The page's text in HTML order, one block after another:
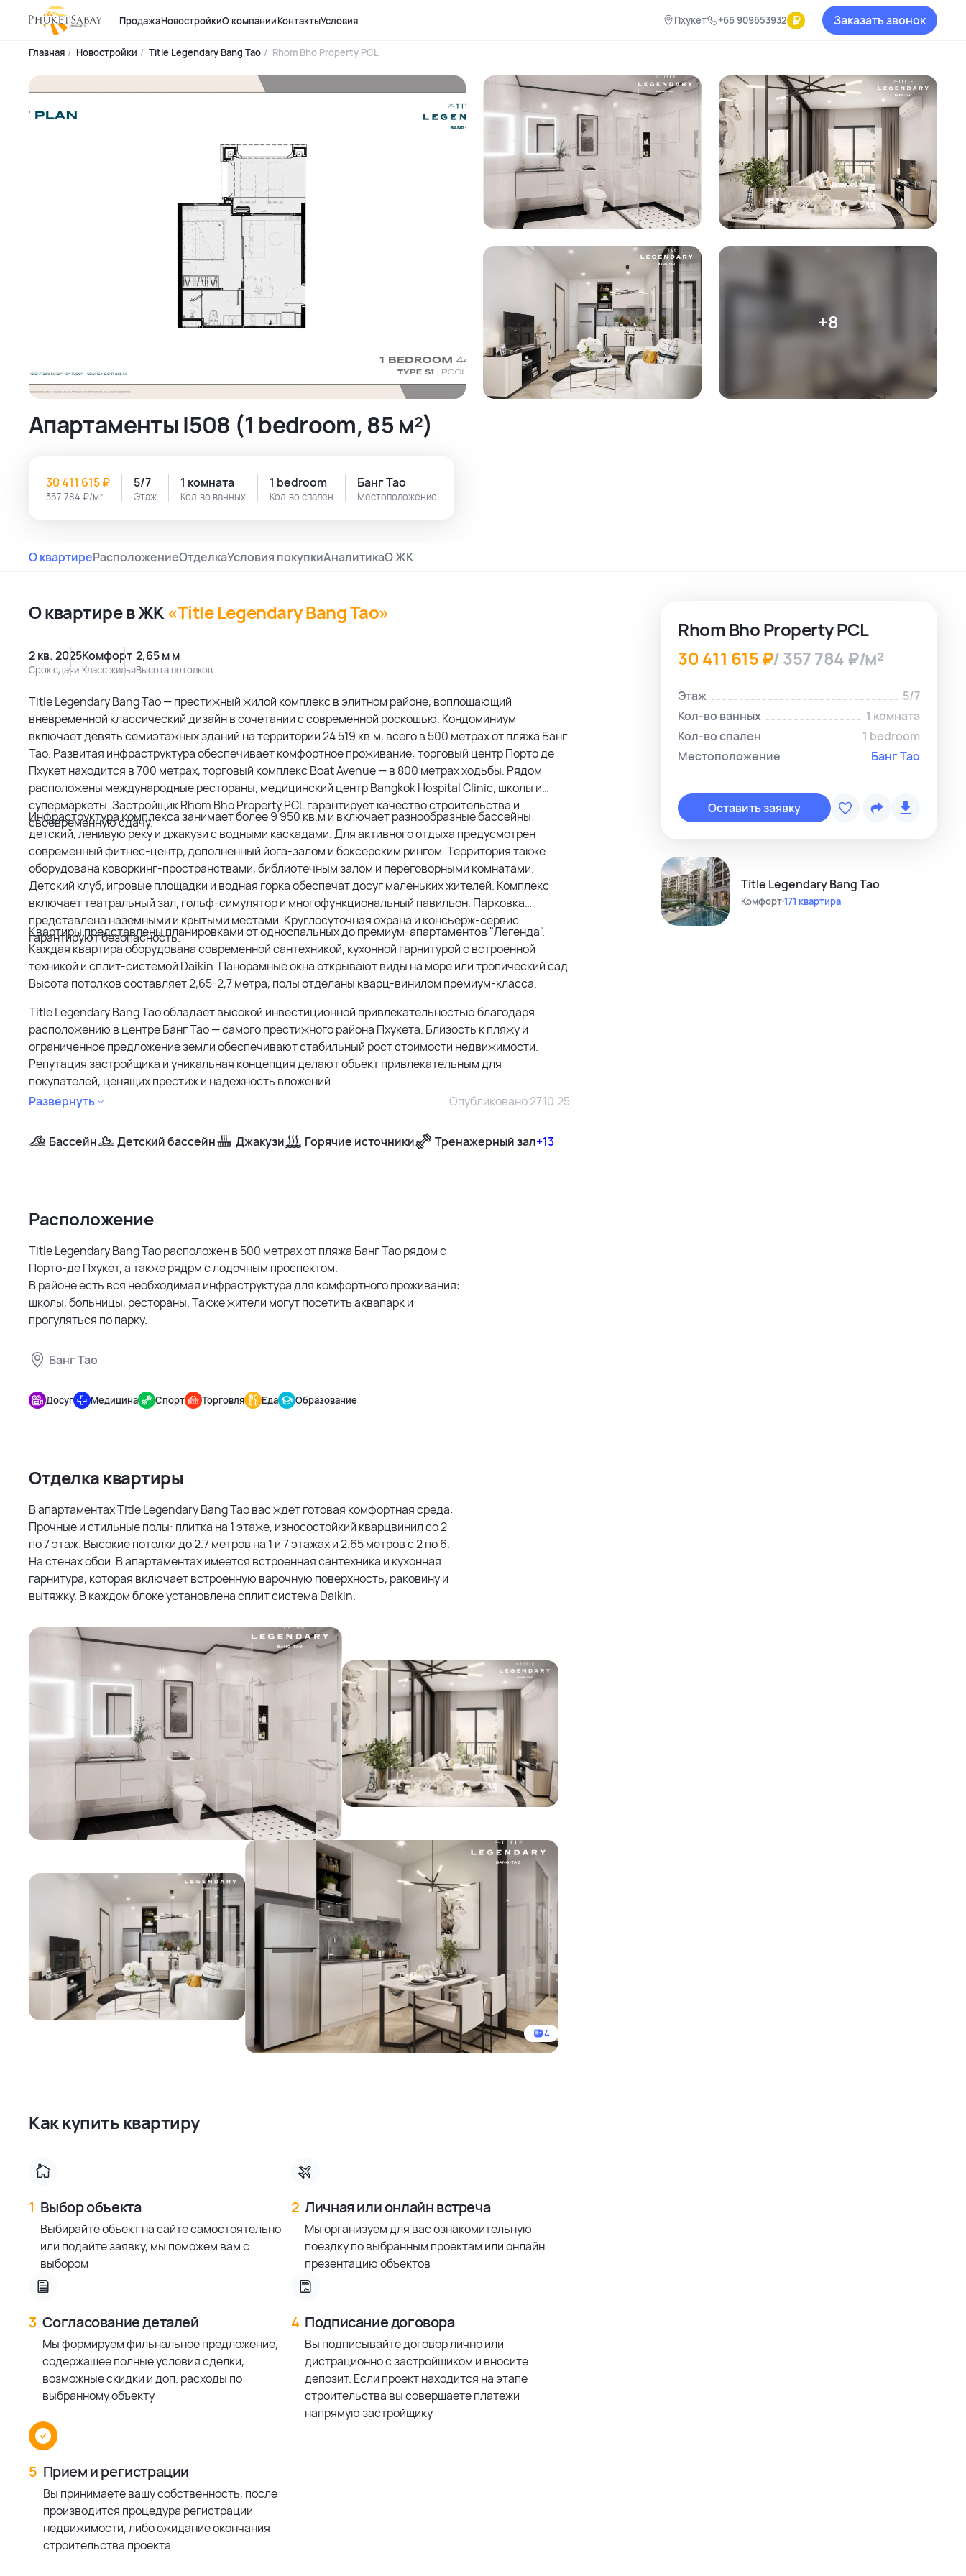
ПродажаНовостройкиО компанииКонтактыУсловия Пхукет +66 909653932 ₽ Заказать звонок
Главная Новостройки Title Legendary Bang Tao Rhom Bho Property PCL
+8
Апартаменты I508 (1 bedroom, 85 м²)
357 784 ₽/м²
30 411 615 ₽
Этаж
5/7
Кол-во ванных
1 комната
Кол-во спален
1 bedroom
Местоположение
Банг Тао
О квартиреРасположениеОтделкаУсловия покупкиАналитикаО ЖК
О квартире в ЖК «Title Legendary Bang Tao»
2 кв. 2025
Срок сдачи
Комфорт
Класс жилья
2,65 м м
Высота потолков
Title Legendary Bang Tao — престижный жилой комплекс в элитном районе, воплощающий
вневременной классический дизайн в сочетании с современной роскошью. Кондоминиум
включает девять семиэтажных зданий на территории 24 519 кв.м, всего в 500 метрах от пляжа Банг
Тао. Развитая инфраструктура обеспечивает комфортное проживание: торговый центр Порто де
Пхукет находится в 700 метрах, торговый комплекс Boat Avenue — в 800 метрах ходьбы. Рядом
расположены международные рестораны, медицинский центр Bangkok Hospital Clinic, школы и
супермаркеты. Застройщик Rhom Bho Property PCL гарантирует качество строительства и
своевременную сдачу.
Инфраструктура комплекса занимает более 9 950 кв.м и включает разнообразные бассейны:
детский, ленивую реку и джакузи с водными каскадами. Для активного отдыха предусмотрен
современный фитнес-центр, дополненный йога-залом и боксерским рингом. Территория также
оборудована коворкинг-пространствами, библиотечным залом и переговорными комнатами.
Детский клуб, игровые площадки и водная горка обеспечат досуг маленьких жителей. Комплекс
включает театральный зал, гольф-симулятор и многофункциональный павильон. Парковка
представлена наземными и крытыми местами. Круглосуточная охрана и консьерж-сервис
гарантируют безопасность.
Квартиры представлены планировками от односпальных до премиум-апартаментов "Легенда".
Каждая квартира оборудована современной сантехникой, кухонной гарнитурой с встроенной
техникой и сплит-системой Daikin. Панорамные окна открывают виды на море или тропический сад.
Высота потолков составляет 2,65-2,7 метра, полы отделаны кварц-винилом премиум-класса.
Title Legendary Bang Tao обладает высокой инвестиционной привлекательностью благодаря
расположению в центре Банг Тао — самого престижного района Пхукета. Близость к пляжу и
ограниченное предложение земли обеспечивают стабильный рост стоимости недвижимости.
Репутация застройщика и уникальная концепция делают объект привлекательным для
покупателей, ценящих престиж и надежность вложений.
Развернуть
Опубликовано 27.10.25
Бассейн Детский бассейн Джакузи Горячие источники Тренажерный зал+13
Расположение
Title Legendary Bang Tao расположен в 500 метрах от пляжа Банг Тао рядом с
Порто-де Пхукет, а также рядрм с лодочным проспектом.
В районе есть вся необходимая инфраструктура для комфортного проживания:
школы, больницы, рестораны. Также жители могут посетить аквапарк и
прогуляться по парку.
Банг Тао
Legendary
Bang Tao
1500 м
Досуг Медицина Спорт Торговля Еда Образование
Отделка квартиры
В апартаментах Title Legendary Bang Tao вас ждет готовая комфортная среда:
Прочные и стильные полы: плитка на 1 этаже, износостойкий кварцвинил со 2
по 7 этаж. Высокие потолки до 2.7 метров на 1 и 7 этажах и 2.65 метров с 2 по 6.
На стенах обои. В апартаментах имеется встроенная сантехника и кухонная
гарнитура, которая включает встроенную варочную поверхность, раковину и
вытяжку. В каждом блоке установлена сплит система Daikin.
4
Как купить квартиру
1 Выбор объекта
Выбирайте объект на сайте самостоятельно
или подайте заявку, мы поможем вам с
выбором
2 Личная или онлайн встреча
Мы организуем для вас ознакомительную
поездку по выбранным проектам или онлайн
презентацию объектов
3 Согласование деталей
Мы формируем фильнальное предложение,
содержащее полные условия сделки,
возможные скидки и доп. расходы по
выбранному объекту
4 Подписание договора
Вы подписывайте договор лично или
дистрационно с застройщиком и вносите
депозит. Если проект находится на этапе
строительства вы совершаете платежи
напрямую застройщику
5 Прием и регистрации
Вы принимаете вашу собственность, после
производится процедура регистрации
недвижимости, либо ожидание окончания
строительства проекта
Rhom Bho Property PCL
30 411 615 ₽/ 357 784 ₽/м²
Этаж
5/7
Кол-во ванных
1 комната
Кол-во спален
1 bedroom
Местоположение
Банг Тао
Оставить заявку
Копировать
WhatsApp-
Title Legendary Bang Tao
Комфорт171 квартира